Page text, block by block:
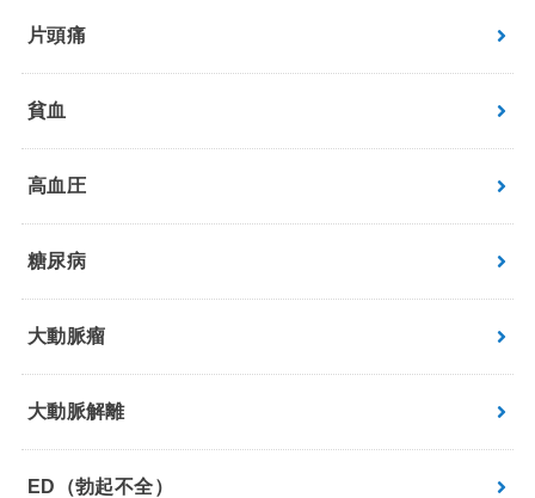
片頭痛
貧血
高血圧
糖尿病
大動脈瘤
大動脈解離
ED（勃起不全）